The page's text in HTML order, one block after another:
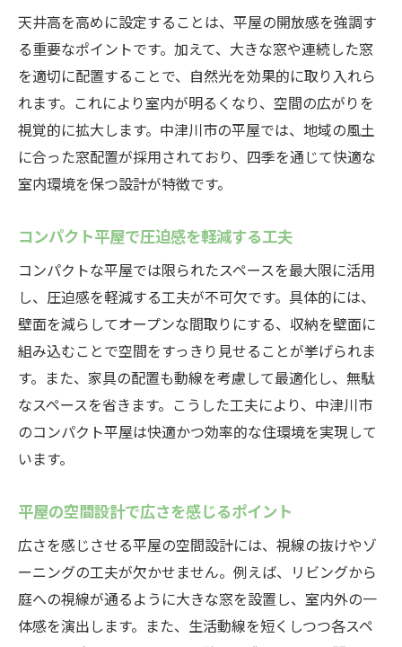
天井高を高めに設定することは、平屋の開放感を強調す
る重要なポイントです。加えて、大きな窓や連続した窓
を適切に配置することで、自然光を効果的に取り入れら
れます。これにより室内が明るくなり、空間の広がりを
視覚的に拡大します。中津川市の平屋では、地域の風土
に合った窓配置が採用されており、四季を通じて快適な
室内環境を保つ設計が特徴です。
コンパクト平屋で圧迫感を軽減する工夫
コンパクトな平屋では限られたスペースを最大限に活用
し、圧迫感を軽減する工夫が不可欠です。具体的には、
壁面を減らしてオープンな間取りにする、収納を壁面に
組み込むことで空間をすっきり見せることが挙げられま
す。また、家具の配置も動線を考慮して最適化し、無駄
なスペースを省きます。こうした工夫により、中津川市
のコンパクト平屋は快適かつ効率的な住環境を実現して
います。
平屋の空間設計で広さを感じるポイント
広さを感じさせる平屋の空間設計には、視線の抜けやゾ
ーニングの工夫が欠かせません。例えば、リビングから
庭への視線が通るように大きな窓を設置し、室内外の一
体感を演出します。また、生活動線を短くしつつ各スペ